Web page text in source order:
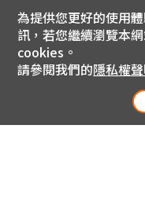
為提供您更好的使用
訊，若您繼續瀏覽本
cookies。
請參閱我們的隱私權